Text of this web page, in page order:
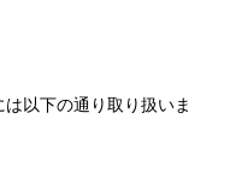
以下の通り取り扱いま